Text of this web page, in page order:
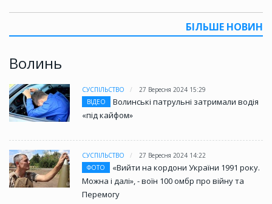
БІЛЬШЕ НОВИН
Волинь
СУСПІЛЬСТВО
27 Вересня 2024 15:29
ВІДЕО
Волинські патрульні затримали водія
«під кайфом»
СУСПІЛЬСТВО
27 Вересня 2024 14:22
ФОТО
«Вийти на кордони України 1991 року.
Можна і далі», - воїн 100 омбр про війну та
Перемогу